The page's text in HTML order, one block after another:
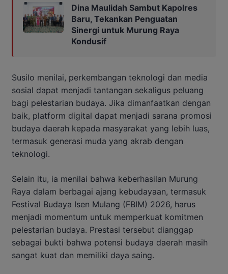
Dina Maulidah Sambut Kapolres
Baru, Tekankan Penguatan
Sinergi untuk Murung Raya
Kondusif
Susilo menilai, perkembangan teknologi dan media
sosial dapat menjadi tantangan sekaligus peluang
bagi pelestarian budaya. Jika dimanfaatkan dengan
baik, platform digital dapat menjadi sarana promosi
budaya daerah kepada masyarakat yang lebih luas,
termasuk generasi muda yang akrab dengan
teknologi.
Selain itu, ia menilai bahwa keberhasilan Murung
Raya dalam berbagai ajang kebudayaan, termasuk
Festival Budaya Isen Mulang (FBIM) 2026, harus
menjadi momentum untuk memperkuat komitmen
pelestarian budaya. Prestasi tersebut dianggap
sebagai bukti bahwa potensi budaya daerah masih
sangat kuat dan memiliki daya saing.